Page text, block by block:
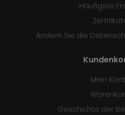
Häufigste
Ändern Sie die
Mein
Geschichte der